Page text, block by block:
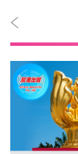
2026
月 6